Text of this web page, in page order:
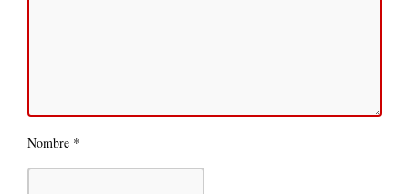
Nombre *